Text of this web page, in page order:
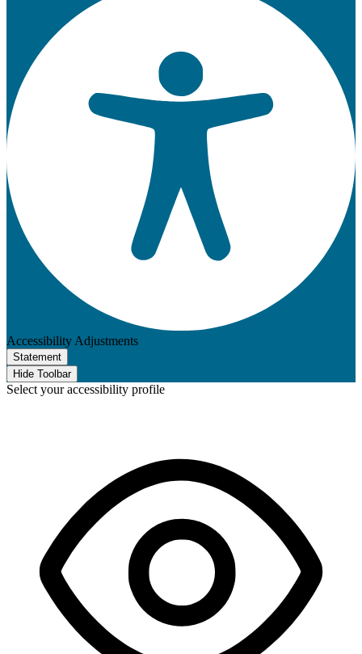
Accessibility Adjustments
Statement
Hide Toolbar
Select your accessibility profile